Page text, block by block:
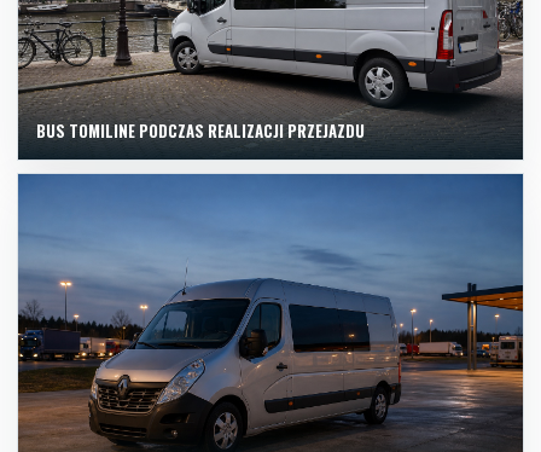
BUS TOMILINE PODCZAS REALIZACJI PRZEJAZDU